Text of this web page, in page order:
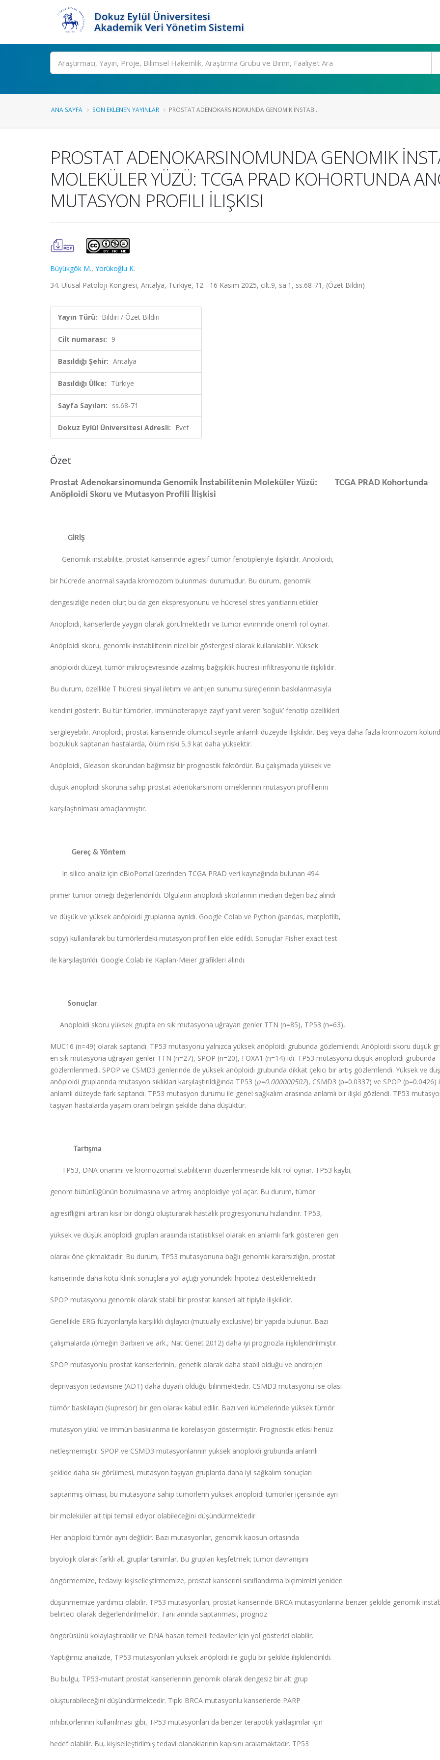
Dokuz Eylül Üniversitesi
Akademik Veri Yönetim Sistemi
Ara
ANA SAYFA SON EKLENEN YAYINLAR PROSTAT ADENOKARSINOMUNDA GENOMIK İNSTAB...
PROSTAT ADENOKARSINOMUNDA GENOMIK
MOLEKÜLER YÜZÜ: TCGA PRAD KOHORTUNDA
MUTASYON PROFILI İLIŞKISI
Büyükgök M., Yörükoğlu K.
34. Ulusal Patoloji Kongresi, Antalya, Türkiye, 12 - 16 Kasım 2025, cilt.9, sa.1, ss.68-71, (Özet Bildiri)
Yayın Türü: Bildiri / Özet Bildiri
Cilt numarası: 9
Basıldığı Şehir: Antalya
Basıldığı Ülke: Türkiye
Sayfa Sayıları: ss.68-71
Dokuz Eylül Üniversitesi Adresli: Evet
Özet
Prostat Adenokarsinomunda Genomik İnstabilitenin Moleküler Yüzü: TCGA PRAD Kohortunda
Anöploidi Skoru ve Mutasyon Profili İlişkisi
GİRİŞ
Genomik instabilite, prostat kanserinde agresif tümör fenotipleriyle ilişkilidir. Anöploidi,
bir hücrede anormal sayıda kromozom bulunması durumudur. Bu durum, genomik
dengesizliğe neden olur; bu da gen ekspresyonunu ve hücresel stres yanıtlarını etkiler.
Anöploidi, kanserlerde yaygın olarak görülmektedir ve tümör evriminde önemli rol oynar.
Anöploidi skoru, genomik instabilitenin nicel bir göstergesi olarak kullanılabilir. Yüksek
anöploidi düzeyi, tümör mikroçevresinde azalmış bağışıklık hücresi infiltrasyonu ile ilişkilidir.
Bu durum, özellikle T hücresi sinyal iletimi ve antijen sunumu süreçlerinin baskılanmasıyla
kendini gösterir. Bu tür tümörler, immünoterapiye zayıf yanıt veren ‘soğuk’ fenotip özellikleri
sergileyebilir. Anöploidi, prostat kanserinde ölümcül seyirle anlamlı düzeyde ilişkilidir. Beş veya daha fazla kromozom
bozukluk saptanan hastalarda, ölüm riski 5,3 kat daha yüksektir.
Anöploidi, Gleason skorundan bağımsız bir prognostik faktördür. Bu çalışmada yüksek ve
düşük anöploidi skoruna sahip prostat adenokarsinom örneklerinin mutasyon profillerini
karşılaştırılması amaçlanmıştır.
Gereç & Yöntem
In silico analiz için cBioPortal üzerinden TCGA PRAD veri kaynağında bulunan 494
primer tümör örneği değerlendirildi. Olguların anöploidi skorlarının median değeri baz alındı
ve düşük ve yüksek anöploidi gruplarına ayrıldı. Google Colab ve Python (pandas, matplotlib,
scipy) kullanılarak bu tümörlerdeki mutasyon profilleri elde edildi. Sonuçlar Fisher exact test
ile karşılaştırıldı. Google Colab ile Kaplan-Meier grafikleri alındı.
Sonuçlar
Anöploidi skoru yüksek grupta en sık mutasyona uğrayan genler TTN (n=85), TP53 (n=63),
MUC16 (n=49) olarak saptandı. TP53 mutasyonu yalnızca yüksek anöploidi grubunda gözlemlendi. Anöploidi skoru düşük
en sık mutasyona uğrayan genler TTN (n=27), SPOP (n=20), FOXA1 (n=14) idi. TP53 mutasyonu düşük anöploidi grubunda
gözlemlenmedi. SPOP ve CSMD3 genlerinde de yüksek anöploidi grubunda dikkat çekici bir artış gözlemlendi. Yüksek ve
anöploidi gruplarında mutasyon sıklıkları karşılaştırıldığında TP53 (p=0.000000502), CSMD3 (p=0.0337) ve SPOP (p=0.0426)
anlamlı düzeyde fark saptandı. TP53 mutasyon durumu ile genel sağkalım arasında anlamlı bir ilişki gözlendi. TP53
taşıyan hastalarda yaşam oranı belirgin şekilde daha düşüktür.
Tartışma
TP53, DNA onarımı ve kromozomal stabilitenin düzenlenmesinde kilit rol oynar. TP53 kaybı,
genom bütünlüğünün bozulmasına ve artmış anöploidiye yol açar. Bu durum, tümör
agresifliğini artıran kısır bir döngü oluşturarak hastalık progresyonunu hızlandırır. TP53,
yüksek ve düşük anöploidi grupları arasında istatistiksel olarak en anlamlı fark gösteren gen
olarak öne çıkmaktadır. Bu durum, TP53 mutasyonuna bağlı genomik kararsızlığın, prostat
kanserinde daha kötü klinik sonuçlara yol açtığı yönündeki hipotezi desteklemektedir.
SPOP mutasyonu genomik olarak stabil bir prostat kanseri alt tipiyle ilişkilidir.
Genellikle ERG füzyonlarıyla karşılıklı dışlayıcı (mutually exclusive) bir yapıda bulunur. Bazı
çalışmalarda (örneğin Barbieri ve ark., Nat Genet 2012) daha iyi prognozla ilişkilendirilmiştir.
SPOP mutasyonlu prostat kanserlerinin, genetik olarak daha stabil olduğu ve androjen
deprivasyon tedavisine (ADT) daha duyarlı olduğu bilinmektedir. CSMD3 mutasyonu ise olası
tümör baskılayıcı (supresör) bir gen olarak kabul edilir. Bazı veri kümelerinde yüksek tümör
mutasyon yükü ve immün baskılanma ile korelasyon göstermiştir. Prognostik etkisi henüz
netleşmemiştir. SPOP ve CSMD3 mutasyonlarının yüksek anöploidi grubunda anlamlı
şekilde daha sık görülmesi, mutasyon taşıyan gruplarda daha iyi sağkalım sonuçları
saptanmış olması, bu mutasyona sahip tümörlerin yüksek anöploidi tümörler içerisinde ayrı
bir moleküler alt tipi temsil ediyor olabileceğini düşündürmektedir.
Her anöploid tümör aynı değildir. Bazı mutasyonlar, genomik kaosun ortasında
biyolojik olarak farklı alt gruplar tanımlar. Bu grupları keşfetmek; tümör davranışını
öngörmemize, tedaviyi kişiselleştirmemize, prostat kanserini sınıflandırma biçimimizi yeniden
düşünmemize yardımcı olabilir. TP53 mutasyonları, prostat kanserinde BRCA mutasyonlarına benzer şekilde genomik
belirteci olarak değerlendirilmelidir. Tanı anında saptanması, prognoz
öngörüsünü kolaylaştırabilir ve DNA hasarı temelli tedaviler için yol gösterici olabilir.
Yaptığımız analizde, TP53 mutasyonları yüksek anöploidi ile güçlü bir şekilde ilişkilendirildi.
Bu bulgu, TP53-mutant prostat kanserlerinin genomik olarak dengesiz bir alt grup
oluşturabileceğini düşündürmektedir. Tıpkı BRCA mutasyonlu kanserlerde PARP
inhibitörlerinin kullanılması gibi, TP53 mutasyonları da benzer terapötik yaklaşımlar için
hedef olabilir. Bu, kişiselleştirilmiş tedavi olanaklarının kapısını aralamaktadır. TP53